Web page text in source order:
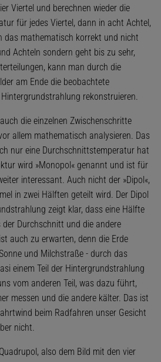
Viertel und berechnen wieder die
für jedes Viertel, dann in acht Achtel,
das mathematisch korrekt und nicht
Achteln sondern geht bis zu sehr,
kann man durch die
am Ende die beobachtete
rekonstruieren.
die einzelnen Zwischenschritte
allem mathematisch analysieren. Das
nur eine Durchschnittstemperatur hat
wird »Monopol« genannt und ist für
interessant. Auch nicht der »Dipol«,
in zwei Hälften geteilt wird. Der Dipol
zeigt klar, dass eine Hälfte
Durchschnitt und die andere
auch zu erwarten, denn die Erde
und Milchstraße - durch das
einem Teil der Hintergrundstrahlung
vom anderen Teil, was dazu führt,
messen und die andere kälter. Das ist
beim Radfahren unser Gesicht
nicht.
also dem Bild mit den vier